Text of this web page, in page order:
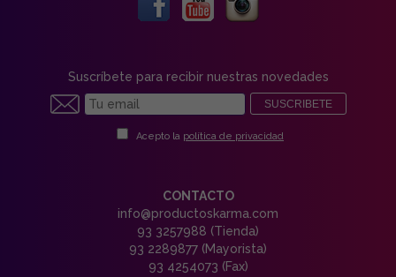
Suscríbete para recibir nuestras novedades
SUSCRIBETE
Acepto la política de privacidad
CONTACTO
info@productoskarma.com
93 3257988 (Tienda)
93 2289877 (Mayorista)
93 4254073 (Fax)